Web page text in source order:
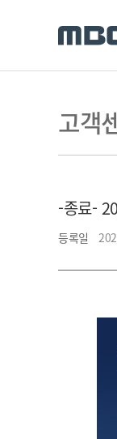
편성표
MBC 에브
MBC 드라
MBC 온
에브리
아이돌
고객
-종료-
등록일